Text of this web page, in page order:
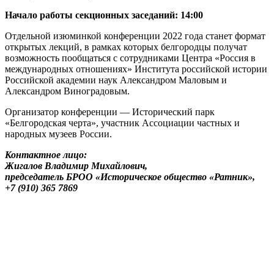
Начало работы секционных заседаний: 14:00
Отдельной изюминкой конференции 2022 года станет формат
открытых лекций, в рамках которых белгородцы получат
возможность пообщаться с сотрудниками Центра «Россия в
международных отношениях» Института российской истории
Российской академии наук Александром Маловым и
Александром Виноградовым.
Организатор конференции — Исторический парк
«Белгородская черта», участник Ассоциации частных и
народных музеев России.
Контактное лицо:
Жигалов Владимир Михайлович,
председатель БРОО «Историческое общество «Ратник»,
+7 (910) 365 7869